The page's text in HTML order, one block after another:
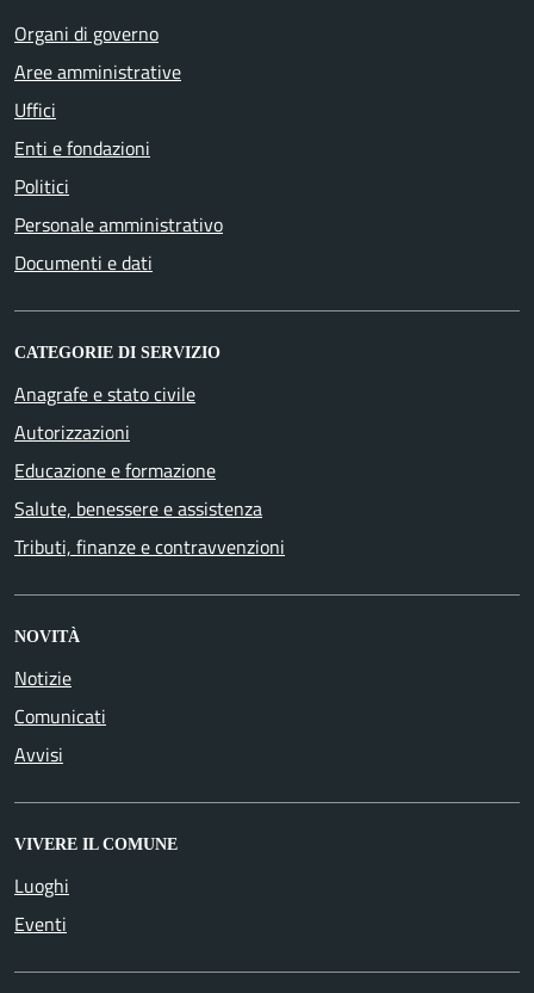
Organi di governo
Aree amministrative
Uffici
Enti e fondazioni
Politici
Personale amministrativo
Documenti e dati
CATEGORIE DI SERVIZIO
Anagrafe e stato civile
Autorizzazioni
Educazione e formazione
Salute, benessere e assistenza
Tributi, finanze e contravvenzioni
NOVITÀ
Notizie
Comunicati
Avvisi
VIVERE IL COMUNE
Luoghi
Eventi